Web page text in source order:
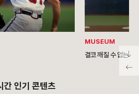
MUSEUM
결코 깨질 수 없는 기
간 인기 콘텐츠